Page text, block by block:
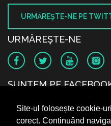
Site-ul folosește cookie-
corect. Continuând
URMĂREŞTE-NE PE
URMĂREŞTE-NE
SUNTEM PE